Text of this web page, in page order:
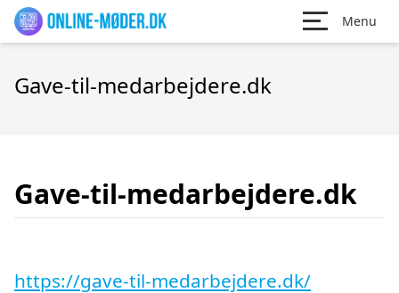
Menu
Gave-til-medarbejdere.dk
Gave-til-medarbejdere.dk
https://gave-til-medarbejdere.dk/